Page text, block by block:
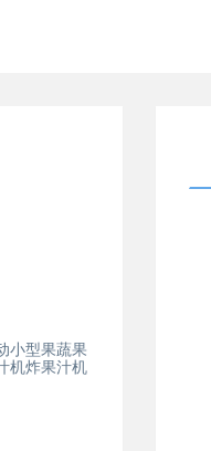
小型果蔬果
机炸果汁机